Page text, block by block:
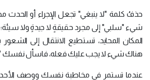
حذفُ كلمة "لا ينبغي" تجعل الإجراء أو الحدث
شيء "سلبي" إلى مجرد حقيقةٍ لا جيدةٍ ولا
المكان المحايد، تستطيع الانتقال إلى الشعور
هناك شيء لا يجب عليك فعله، فاسأل نفسك
عندما تستمر في مخاطبة نفسك ووصف